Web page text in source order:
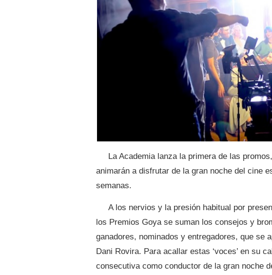
La Academia lanza la primera de las
animarán a disfrutar de la gran noche del cine
semanas.
A los nervios y la presión habitual por
los Premios Goya se suman los consejos y
ganadores, nominados y entregadores, que se
Dani Rovira. Para acallar estas ‘voces’ en su
consecutiva como conductor de la gran noche